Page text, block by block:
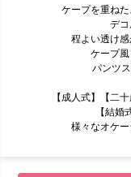
ケープを重ね
デ
程よい透け
ケープ
パンツ
【成人式】【二
【結
様々なオケ